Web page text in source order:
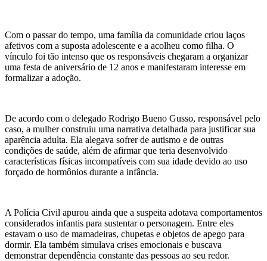
Com o passar do tempo, uma família da comunidade criou laços
afetivos com a suposta adolescente e a acolheu como filha. O
vínculo foi tão intenso que os responsáveis chegaram a organizar
uma festa de aniversário de 12 anos e manifestaram interesse em
formalizar a adoção.
De acordo com o delegado Rodrigo Bueno Gusso, responsável pelo
caso, a mulher construiu uma narrativa detalhada para justificar sua
aparência adulta. Ela alegava sofrer de autismo e de outras
condições de saúde, além de afirmar que teria desenvolvido
características físicas incompatíveis com sua idade devido ao uso
forçado de hormônios durante a infância.
A Polícia Civil apurou ainda que a suspeita adotava comportamentos
considerados infantis para sustentar o personagem. Entre eles
estavam o uso de mamadeiras, chupetas e objetos de apego para
dormir. Ela também simulava crises emocionais e buscava
demonstrar dependência constante das pessoas ao seu redor.